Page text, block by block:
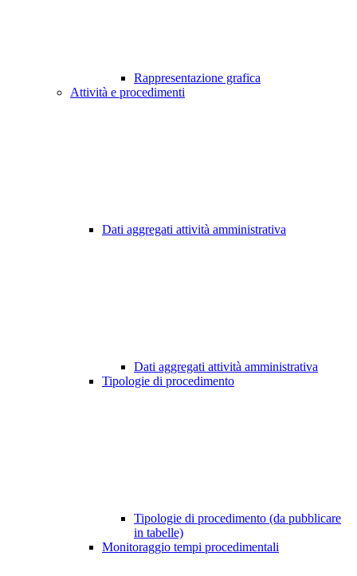
Rappresentazione grafica
Attività e procedimenti
Dati aggregati attività amministrativa
Dati aggregati attività amministrativa
Tipologie di procedimento
Tipologie di procedimento (da pubblicare
in tabelle)
Monitoraggio tempi procedimentali